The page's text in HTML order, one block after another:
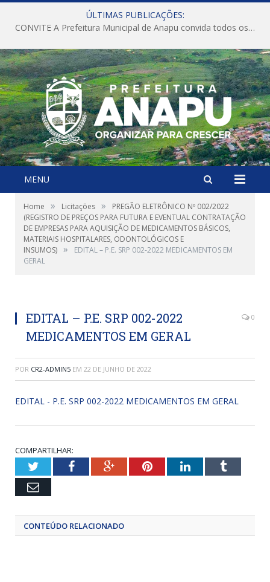
ÚLTIMAS PUBLICAÇÕES:
CONVITE A Prefeitura Municipal de Anapu convida todos os servidores públicos municipais para participarem da Audiência Pública de discussão da Lei de Diretrizes Orçamentárias (LDO), importante instrumento de planejamento das ações e investimentos da Administração Pública para o próximo exercício financeiro.
MENU
Home » Licitações »
PREGÃO ELETRÔNICO Nº 002/2022
(REGISTRO DE PREÇOS PARA FUTURA E EVENTUAL CONTRATAÇÃO
DE EMPRESAS PARA AQUISIÇÃO DE MEDICAMENTOS BÁSICOS,
MATERIAIS HOSPITALARES, ODONTOLÓGICOS E
INSUMOS) »
EDITAL – P.E. SRP 002-2022 MEDICAMENTOS EM
GERAL
EDITAL – P.E. SRP 002-2022
MEDICAMENTOS EM GERAL
0
POR CR2-ADMIN5 EM 22 DE JUNHO DE 2022
EDITAL - P.E. SRP 002-2022 MEDICAMENTOS EM GERAL
COMPARTILHAR:
TwitterFacebookGoogle+PinterestLinkedInTumblr
Email
CONTEÚDO RELACIONADO